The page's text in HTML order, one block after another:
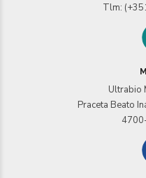
Tlm:
Ultrabio
Praceta Beato